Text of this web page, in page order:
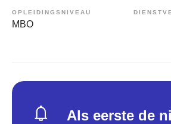
OPLEIDINGSNIVEAU
MBO
Als eerste de